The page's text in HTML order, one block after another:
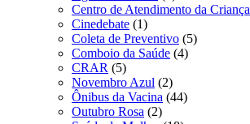
Centro de Atendimento da Criança
Cinedebate (1)
Coleta de Preventivo (5)
Comboio da Saúde (4)
CRAR (5)
Novembro Azul (2)
Ônibus da Vacina (44)
Outubro Rosa (2)